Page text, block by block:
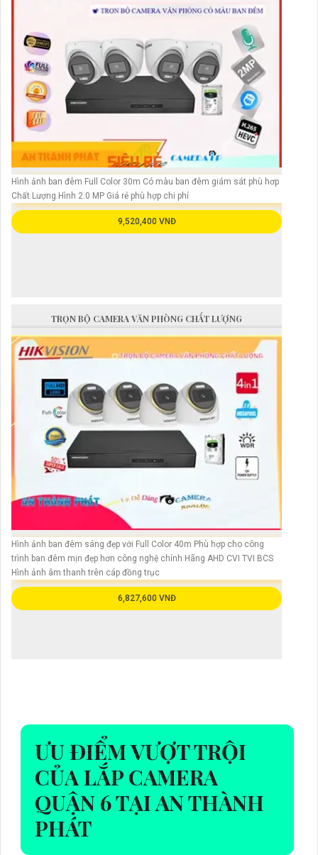
Hình ảnh ban đêm Full Color 30m Có màu ban đêm giám sát phù hơp
Chất Lượng Hình 2.0 MP Giá rẻ phù hợp chi phí
9,520,400 VNĐ
TRỌN BỘ CAMERA VĂN PHÒNG CHẤT LƯỢNG
Hình ảnh ban đêm sáng đẹp với Full Color 40m Phù hợp cho công
trình ban đêm mịn đẹp hơn công nghệ chính Hãng AHD CVI TVI BCS
Hình ảnh âm thanh trên cáp đồng trục
6,827,600 VNĐ
ƯU ĐIỂM VƯỢT TRỘI
CỦA LẮP CAMERA
QUẬN 6 TẠI AN THÀNH
PHÁT